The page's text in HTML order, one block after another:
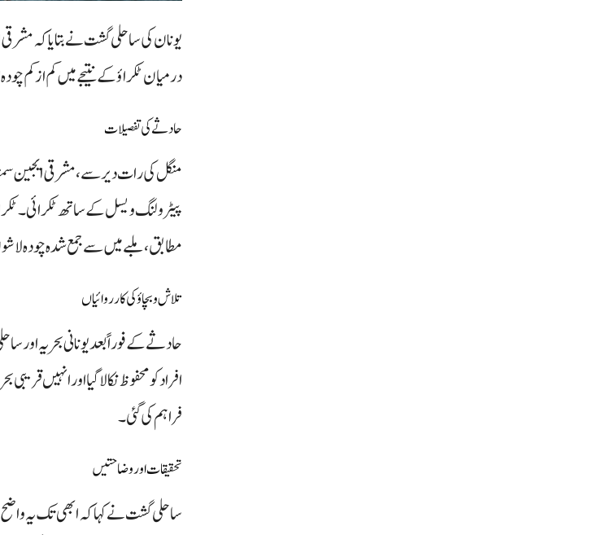
یونان کی ساحلی گشت نے بتایا کہ
درمیان ٹکراؤ کے نتیجے میں کم از کم
حادثے کی تفصیلات
منگل کی رات دیر سے، مشرقی ایجین
پیٹرولنگ ویسل کے ساتھ ٹکرائی۔
مطابق، ملبے میں سے جمع شدہ چودہ
تلاش و بچاؤ کی کارروائیاں
افراد کو محفوظ نکالا گیا اور انہیں
فراہم کی گئی۔
تحقیقات اور وضاحتیں
ساحلی گشت نے کہا کہ ابھی تک یہ